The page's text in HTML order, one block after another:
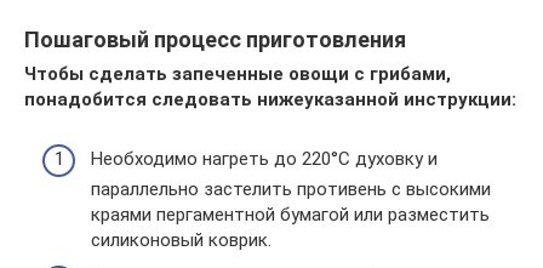
Пошаговый процесс приготовления
Чтобы сделать запеченные овощи с грибами,
понадобится следовать нижеуказанной инструкции:
Необходимо нагреть до 220°С духовку и
параллельно застелить противень с высокими
краями пергаментной бумагой или разместить
силиконовый коврик.